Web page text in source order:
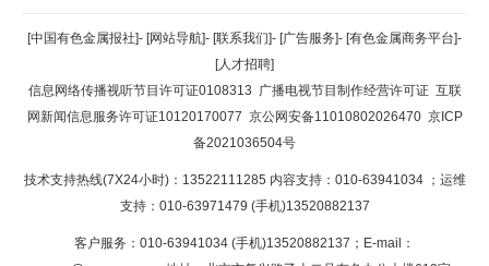
返回顶部
返回首页
[中国有色金属报社]- [网站导航]- [联系我们]- [广告服务]- [有色金属商务平台]-
[人才招聘]
信息网络传播视听节目许可证0108313 广播电视节目制作经营许可证 互联
网新闻信息服务许可证10120170077 京公网安备11010802026470 京ICP
备2021036504号
技术支持热线(7X24小时)：13522111285 内容支持：010-63941034 ；运维
支持：010-63971479 (手机)13520882137
客户服务：010-63941034 (手机)13520882137；E-mail：